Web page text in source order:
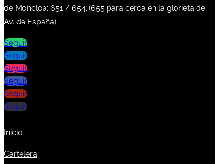
de Moncloa: 651 / 654. (655 para cerca en la glorieta de
Av. de España)
Seguir
Seguir
Seguir
Seguir
Seguir
Seguir
Inicio
Cartelera